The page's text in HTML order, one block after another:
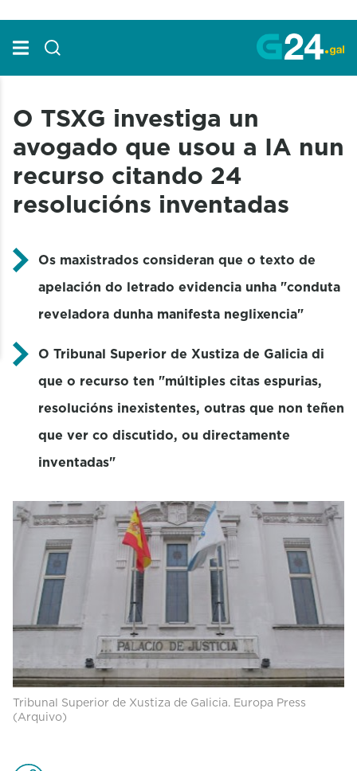
O TSXG investiga un
avogado que usou a IA nun
recurso citando 24
resolucións inventadas
Os maxistrados consideran que o texto de
apelación do letrado evidencia unha "conduta
reveladora dunha manifesta neglixencia"
O Tribunal Superior de Xustiza de Galicia di
que o recurso ten "múltiples citas espurias,
resolucións inexistentes, outras que non teñen
que ver co discutido, ou directamente
inventadas"
Tribunal Superior de Xustiza de Galicia. Europa Press
(Arquivo)